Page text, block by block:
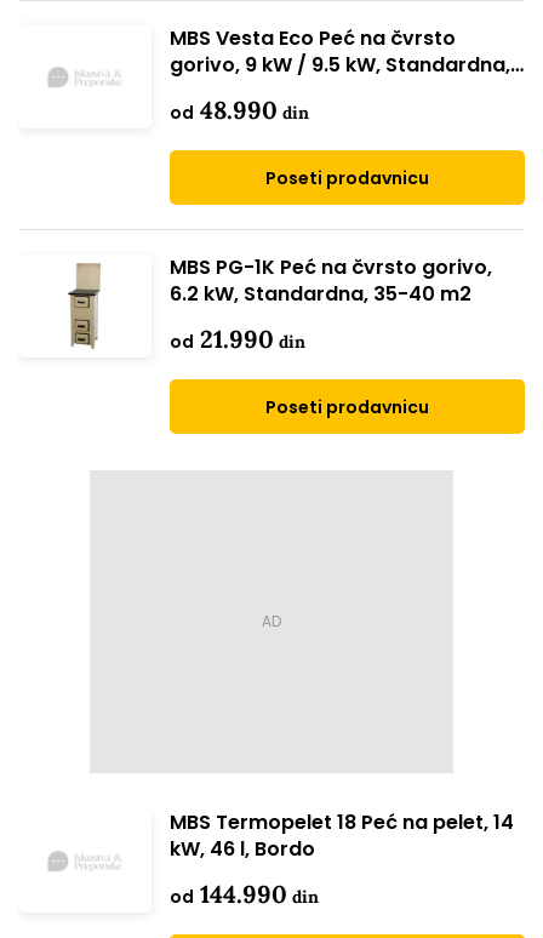
MBS Vesta Eco Peć na čvrsto
gorivo, 9 kW / 9.5 kW, Standardna,
od 48.990 din
Poseti prodavnicu
MBS PG-1K Peć na čvrsto gorivo,
6.2 kW, Standardna, 35-40 m2
od 21.990 din
Poseti prodavnicu
MBS Termopelet 18 Peć na pelet, 14
kW, 46 l, Bordo
od 144.990 din